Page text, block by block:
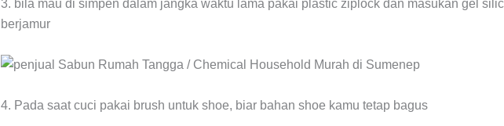
3. bila mau di simpen dalam jangka waktu lama pakai plastic ziplock dan masukan gel
berjamur
4. Pada saat cuci pakai brush untuk shoe, biar bahan shoe kamu tetap bagus